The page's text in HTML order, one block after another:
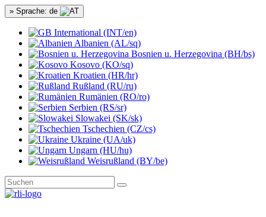
» Sprache: de
International (INT/en)
Albanien (AL/sq)
Bosnien u. Herzegovina (BH/bs)
Kosovo (KO/sq)
Kroatien (HR/hr)
Rußland (RU/ru)
Rumänien (RO/ro)
Serbien (RS/sr)
Slowakei (SK/sk)
Tschechien (CZ/cs)
Ukraine (UA/uk)
Ungarn (HU/hu)
Weisrußland (BY/be)